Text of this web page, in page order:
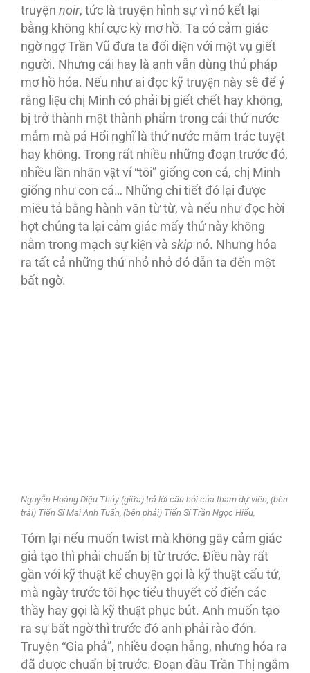
truyện noir, tức là truyện hình sự vì nó kết lại
bằng không khí cực kỳ mơ hồ. Ta có cảm giác
ngờ ngợ Trần Vũ đưa ta đối diện với một vụ giết
người. Nhưng cái hay là anh vẫn dùng thủ pháp
mơ hồ hóa. Nếu như ai đọc kỹ truyện này sẽ để ý
rằng liệu chị Minh có phải bị giết chết hay không,
bị trở thành một thành phẩm trong cái thứ nước
mắm mà pá Hổi nghĩ là thứ nước mắm trác tuyệt
hay không. Trong rất nhiều những đoạn trước đó,
nhiều lần nhân vật ví “tôi” giống con cá, chị Minh
giống như con cá… Những chi tiết đó lại được
miêu tả bằng hành văn từ từ, và nếu như đọc hời
hợt chúng ta lại cảm giác mấy thứ này không
nằm trong mạch sự kiện và skip nó. Nhưng hóa
ra tất cả những thứ nhỏ nhỏ đó dẫn ta đến một
bất ngờ.
Nguyễn Hoàng Diệu Thủy (giữa) trả lời câu hỏi của tham dự viên, (bên
trái) Tiến Sĩ Mai Anh Tuấn, (bên phải) Tiến Sĩ Trần Ngọc Hiếu,
Tóm lại nếu muốn twist mà không gây cảm giác
giả tạo thì phải chuẩn bị từ trước. Ðiều này rất
gần với kỹ thuật kể chuyện gọi là kỹ thuật cấu tứ,
mà ngày trước tôi học tiểu thuyết cổ điển các
thầy hay gọi là kỹ thuật phục bút. Anh muốn tạo
ra sự bất ngờ thì trước đó anh phải rào đón.
Truyện “Gia phả”, nhiều đoạn hẫng, nhưng hóa ra
đã được chuẩn bị trước. Ðoạn đầu Trần Thị ngắm